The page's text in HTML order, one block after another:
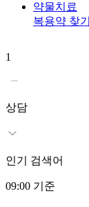
약물치료
복용약 찾기
1
상담
인기 검색어
09:00 기준